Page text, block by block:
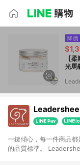
降價
【
光馬
一鍵傾心，每一件商品
的品質標準。